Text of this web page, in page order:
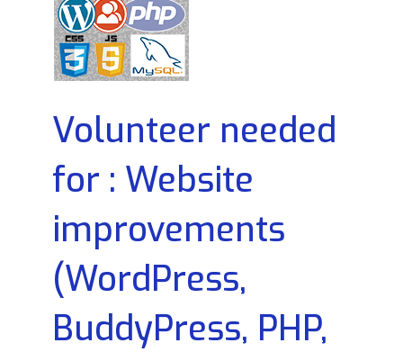
Volunteer needed
for : Website
improvements
(WordPress,
BuddyPress, PHP,